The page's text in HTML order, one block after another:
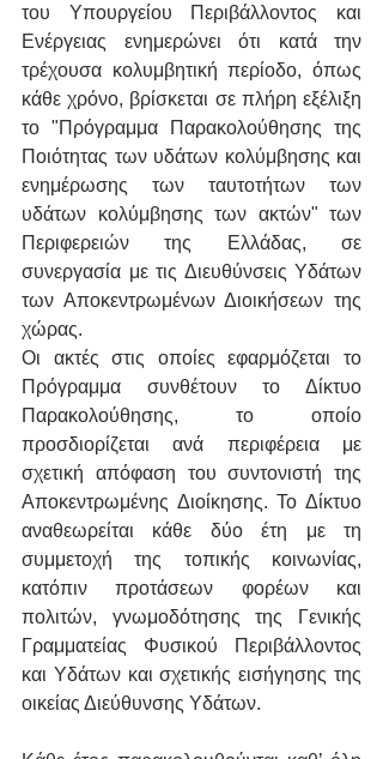
του Υπουργείου Περιβάλλοντος και
Ενέργειας ενημερώνει ότι κατά την
τρέχουσα κολυμβητική περίοδο, όπως
κάθε χρόνο, βρίσκεται σε πλήρη εξέλιξη
το "Πρόγραμμα Παρακολούθησης της
Ποιότητας των υδάτων κολύμβησης και
ενημέρωσης των ταυτοτήτων των
υδάτων κολύμβησης των ακτών" των
Περιφερειών της Ελλάδας, σε
συνεργασία με τις Διευθύνσεις Υδάτων
των Αποκεντρωμένων Διοικήσεων της
χώρας.
Οι ακτές στις οποίες εφαρμόζεται το
Πρόγραμμα συνθέτουν το Δίκτυο
Παρακολούθησης, το οποίο
προσδιορίζεται ανά περιφέρεια με
σχετική απόφαση του συντονιστή της
Αποκεντρωμένης Διοίκησης. Το Δίκτυο
αναθεωρείται κάθε δύο έτη με τη
συμμετοχή της τοπικής κοινωνίας,
κατόπιν προτάσεων φορέων και
πολιτών, γνωμοδότησης της Γενικής
Γραμματείας Φυσικού Περιβάλλοντος
και Υδάτων και σχετικής εισήγησης της
οικείας Διεύθυνσης Υδάτων.